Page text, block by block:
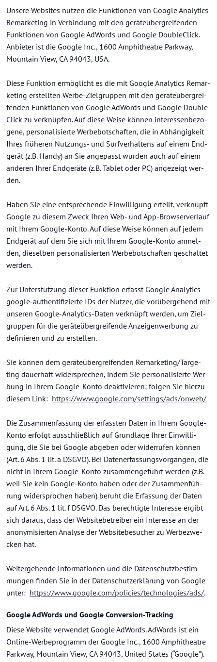
Un­se­re Web­sites nut­zen die Funk­tio­nen von Goog­le Ana­ly­tics
Re­mar­ke­ting in Ver­bin­dung mit den ge­rä­te­über­grei­fen­den
Funk­tio­nen von Goog­le Ad­Words und Goog­le Dou­ble­Click.
An­bie­ter ist die Goog­le Inc., 1600 Am­phi­thea­t­re Park­way,
Moun­tain View, CA 94043, USA.
Diese Funk­ti­on er­mög­licht es die mit Goog­le Ana­ly­tics Re­mar­
ke­ting er­stell­ten Werbe-​Zielgruppen mit den ge­rä­te­über­grei­
fen­den Funk­tio­nen von Goog­le Ad­Words und Goog­le Dou­ble­
Click zu ver­knüp­fen. Auf diese Weise kön­nen in­ter­es­sen­be­zo­
ge­ne, per­so­na­li­sier­te Wer­be­bot­schaf­ten, die in Ab­hän­gig­keit
Ihres frü­he­ren Nutzungs-​ und Surf­ver­hal­tens auf einem End­
ge­rät (z.B. Handy) an Sie an­ge­passt wur­den auch auf einem
an­de­ren Ihrer End­ge­rä­te (z.B. Ta­blet oder PC) an­ge­zeigt wer­
den.
Haben Sie eine ent­spre­chen­de Ein­wil­li­gung er­teilt, ver­knüpft
Goog­le zu die­sem Zweck Ihren Web- und App-​Browserverlauf
mit Ihrem Google-​Konto. Auf diese Weise kön­nen auf jedem
End­ge­rät auf dem Sie sich mit Ihrem Google-​Konto an­mel­
den, die­sel­ben per­so­na­li­sier­ten Wer­be­bot­schaf­ten ge­schal­tet
wer­den.
Zur Un­ter­stüt­zung die­ser Funk­ti­on er­fasst Goog­le Ana­ly­tics
google-​authentifizierte IDs der Nut­zer, die vor­über­ge­hend mit
un­se­ren Google-​Analytics-Daten ver­knüpft wer­den, um Ziel­
grup­pen für die ge­rä­te­über­grei­fen­de An­zei­gen­wer­bung zu
de­fi­nie­ren und zu er­stel­len.
Sie kön­nen dem ge­rä­te­über­grei­fen­den Re­mar­ke­ting/Tar­ge­
ting dau­er­haft wi­der­spre­chen, indem Sie per­so­na­li­sier­te Wer­
bung in Ihrem Google-​Konto de­ak­ti­vie­ren; fol­gen Sie hier­zu
die­sem Link: https://www.goog­le.com/set­tings/ads/onweb/
Die Zu­sam­men­fas­sung der er­fass­ten Daten in Ihrem Google-​
Konto er­folgt aus­schließ­lich auf Grund­la­ge Ihrer Ein­wil­li­
gung, die Sie bei Goog­le ab­ge­ben oder wi­der­ru­fen kön­nen
(Art. 6 Abs. 1 lit. a DSGVO). Bei Da­ten­er­fas­sungs­vor­gän­gen, die
nicht in Ihrem Google-​Konto zu­sam­men­ge­führt wer­den (z.B.
weil Sie kein Google-​Konto haben oder der Zu­sam­men­füh­
rung wi­der­spro­chen haben) be­ruht die Er­fas­sung der Daten
auf Art. 6 Abs. 1 lit. f DSGVO. Das be­rech­tig­te In­ter­es­se er­gibt
sich dar­aus, dass der Web­site­be­trei­ber ein In­ter­es­se an der
an­ony­mi­sier­ten Ana­ly­se der Web­site­be­su­cher zu Wer­be­zwe­
cken hat.
Wei­ter­ge­hen­de In­for­ma­tio­nen und die Da­ten­schutz­be­stim­
mun­gen fin­den Sie in der Da­ten­schutz­er­klä­rung von Goog­le
unter: https://www.goog­le.com/po­li­ci­es/tech­no­lo­gies/ads/.
Goog­le Ad­Words und Goog­le Conversion-​Tracking
Diese Web­site ver­wen­det Goog­le Ad­Words. Ad­Words ist ein
Online-​Werbeprogramm der Goog­le Inc., 1600 Am­phi­thea­t­re
Park­way, Moun­tain View, CA 94043, United Sta­tes (“Goog­le”).